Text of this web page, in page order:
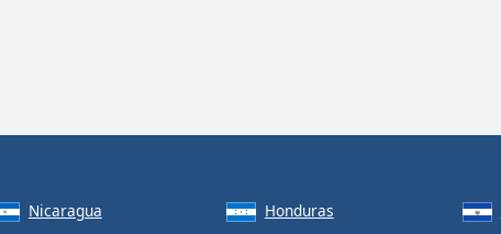
Nicaragua Honduras